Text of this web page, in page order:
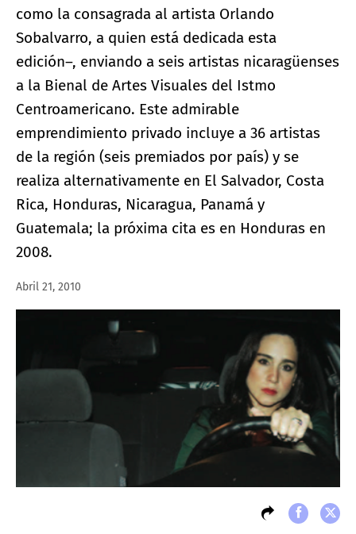
como la consagrada al artista Orlando
Sobalvarro, a quien está dedicada esta
edición–, enviando a seis artistas nicaragüenses
a la Bienal de Artes Visuales del Istmo
Centroamericano. Este admirable
emprendimiento privado incluye a 36 artistas
de la región (seis premiados por país) y se
realiza alternativamente en El Salvador, Costa
Rica, Honduras, Nicaragua, Panamá y
Guatemala; la próxima cita es en Honduras en
2008.
Abril 21, 2010